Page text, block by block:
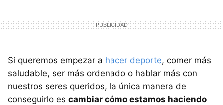
Si queremos empezar a hacer deporte, comer más
saludable, ser más ordenado o hablar más con
nuestros seres queridos, la única manera de
conseguirlo es cambiar cómo estamos haciendo